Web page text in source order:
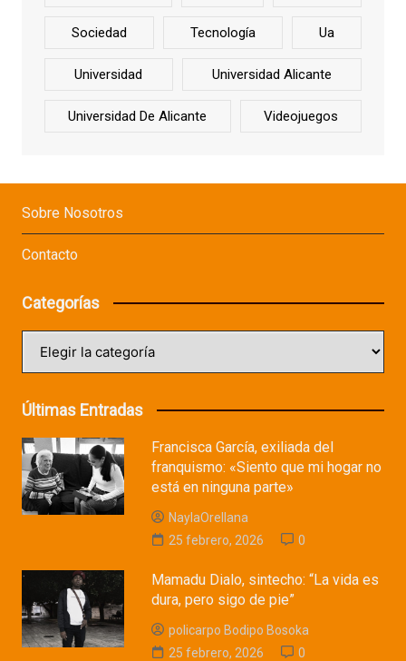
Sociedad Tecnología Ua
Universidad Universidad Alicante
Universidad De Alicante Videojuegos
Sobre Nosotros
Contacto
Categorías
Últimas Entradas
Francisca García, exiliada del
franquismo: «Siento que mi hogar no
está en ninguna parte»
NaylaOrellana
25 febrero, 2026
0
Mamadu Dialo, sintecho: “La vida es
dura, pero sigo de pie”
policarpo Bodipo Bosoka
25 febrero, 2026
0